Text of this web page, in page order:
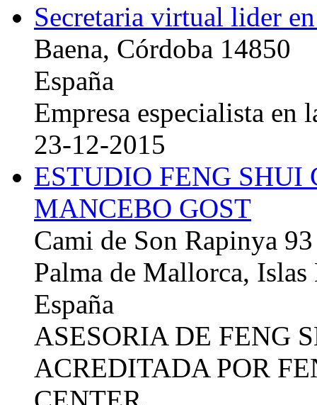
Secretaria virtual lider
Baena, Córdoba 14850
España
Empresa especialista en
23-12-2015
ESTUDIO FENG
MANCEBO GOST
Cami de Son Rapinya 93
Palma de Mallorca, Islas
España
ASESORIA DE FENG
ACREDITADA POR